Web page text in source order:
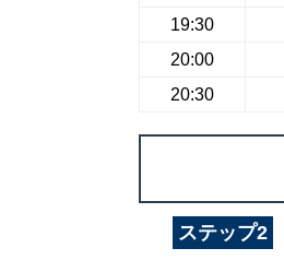
19:30
20:00
20:30
ステップ2